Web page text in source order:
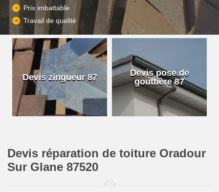
Prix imbattable
Travail de qualité
Devis zingueur 87
Devis pose de
gouttière 87
Devis réparation de toiture Oradour
Sur Glane 87520